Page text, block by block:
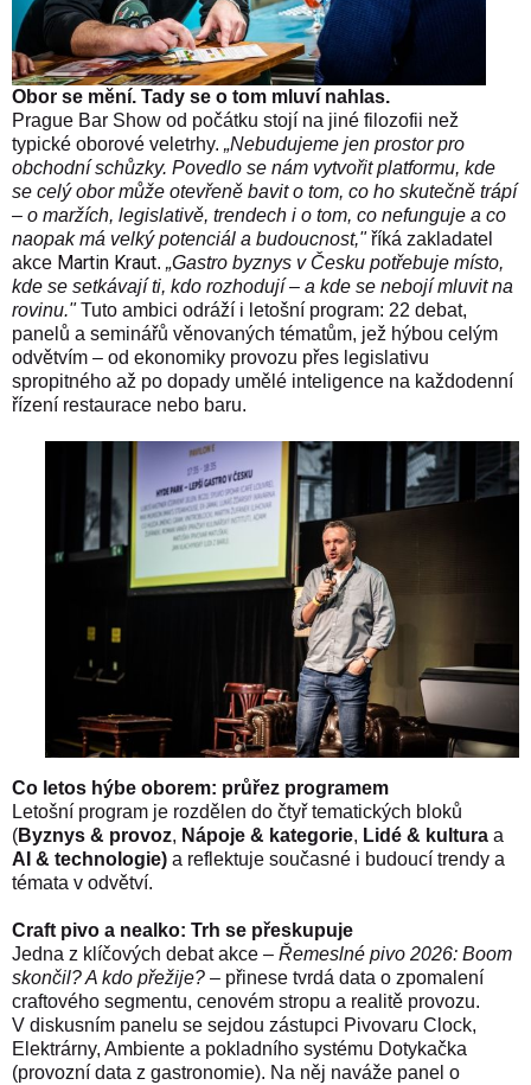
Obor se mění. Tady se o tom mluví nahlas.
Prague Bar Show od počátku stojí na jiné filozofii než
typické oborové veletrhy. „Nebudujeme jen prostor pro
obchodní schůzky. Povedlo se nám vytvořit platformu, kde
se celý obor může otevřeně bavit o tom, co ho skutečně trápí
– o maržích, legislativě, trendech i o tom, co nefunguje a co
naopak má velký potenciál a budoucnost,"říká zakladatel
akce Martin Kraut. „Gastro byznys v Česku potřebuje místo,
kde se setkávají ti, kdo rozhodují – a kde se nebojí mluvit na
rovinu."Tuto ambici odráží i letošní program: 22 debat,
panelů a seminářů věnovaných tématům, jež hýbou celým
odvětvím – od ekonomiky provozu přes legislativu
spropitného až po dopady umělé inteligence na každodenní
řízení restaurace nebo baru.
Co letos hýbe oborem: průřez programem
Letošní program je rozdělen do čtyř tematických bloků
(Byznys & provoz, Nápoje & kategorie, Lidé & kultura a
AI & technologie) a reflektuje současné i budoucí trendy a
témata v odvětví.
Craft pivo a nealko: Trh se přeskupuje
Jedna z klíčových debat akce – Řemeslné pivo 2026: Boom
skončil? A kdo přežije? – přinese tvrdá data o zpomalení
craftového segmentu, cenovém stropu a realitě provozu.
V diskusním panelu se sejdou zástupci Pivovaru Clock,
Elektrárny, Ambiente a pokladního systému Dotykačka
(provozní data z gastronomie). Na něj naváže panel o